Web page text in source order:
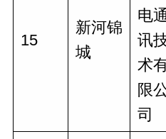
15
新河锦
城
电通
讯
术
限
司